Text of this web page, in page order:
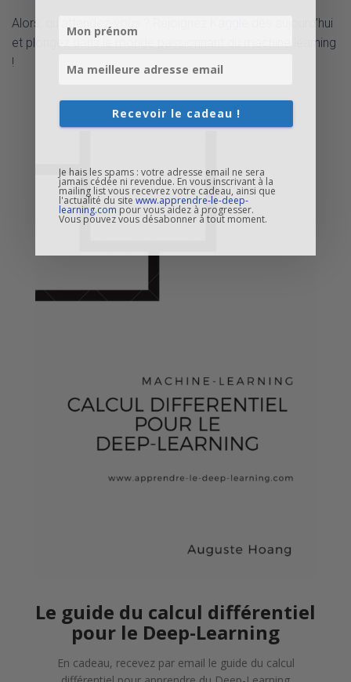
Alors, qu’attendez-vous ? Rejoignez
dès aujourd’hui
et plongez dans le monde passionnant du machine learning
!
Le guide du calcul différentiel
pour le Deep-Learning
En cadeau, recevez par email le guide du calcul
Recevoir le cadeau !
Je hais les spams : votre adresse email ne sera
jamais cédée ni revendue. En vous inscrivant à la
mailing list vous recevrez votre cadeau, ainsi que
l'actualité du site www.apprendre-le-deep-
learning.com pour vous aidez à progresser.
Vous pouvez vous désabonner à tout moment.